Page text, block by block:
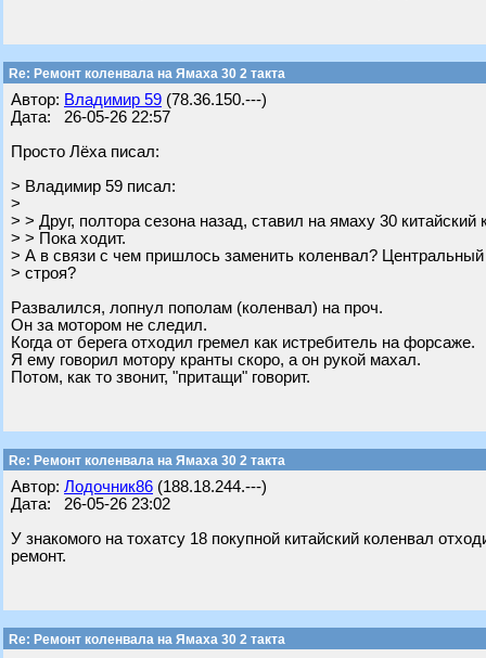
Re: Ремонт коленвала на Ямаха 30 2 такта
Автор: Владимир 59 (78.36.150.---)
Дата: 26-05-26 22:57
Просто Лёха писал:
> Владимир 59 писал:
>
> > Друг, полтора сезона назад, ставил на ямаху 30 китайский
> > Пока ходит.
> А в связи с чем пришлось заменить коленвал?
> строя?
Развалился, лопнул пополам (коленвал) на проч.
Он за мотором не следил.
Когда от берега отходил гремел как истребитель на форсаже.
Я ему говорил мотору кранты скоро, а он рукой махал.
Потом, как то звонит, "притащи" говорит.
Re: Ремонт коленвала на Ямаха 30 2 такта
Автор: Лодочник86 (188.18.244.---)
Дата: 26-05-26 23:02
У знакомого на тохатсу 18 покупной китайский коленвал
ремонт.
Re: Ремонт коленвала на Ямаха 30 2 такта